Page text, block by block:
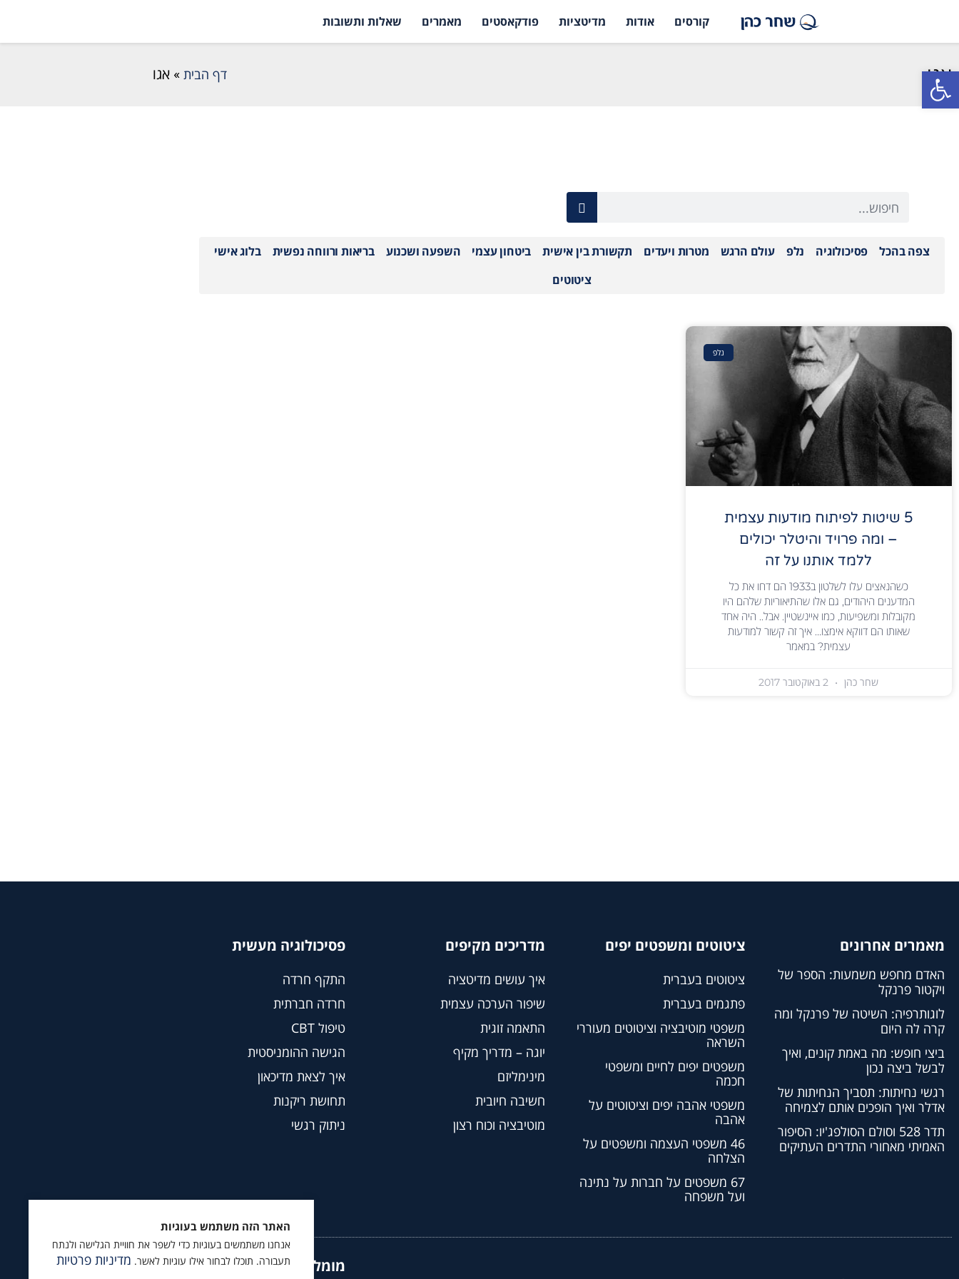
פתח סרגל נגישות
האתר הזה משתמש בעוגיות
אנחנו משתמשים בעוגיות כדי לשפר את חוויית הגלישה ולנתח
תעבורה. תוכלו לבחור אילו עוגיות לאשר. מדיניות פרטיות
קורסים אודות מדיטציות פודקאסטים מאמרים שאלות ותשובות
אגו דף הבית » אגו
צפה בהכל פסיכולוגיה נלפ עולם הרגש מטרות ויעדים תקשורת בין אישית ביטחון עצמי השפעה ושכנוע בריאות ורווחה נפשית
בלוג אישי
ציטוטים
נלפ
5 שיטות לפיתוח מודעות עצמית
– ומה פרויד והיטלר יכולים
ללמד אותנו על זה
כשהנאצים עלו לשלטון ב1933 הם דחו את כל
המדענים היהודים, גם אלו שהתיאוריות שלהם היו
מקובלות ומשפיעות, כמו איינשטיין. אבל.. היה אחד
שאותו הם דווקא אימצו… איך זה קשור למודעות
עצמית? במאמר
שחר כהן
מאמרים אחרונים
האדם מחפש משמעות: הספר של
ויקטור פרנקל
לוגותרפיה: השיטה של פרנקל ומה
קרה לה היום
ביצי חופש: מה באמת קונים, ואיך
לבשל ביצה נכון
רגשי נחיתות: תסביך הנחיתות של
אדלר ואיך הופכים אותם לצמיחה
תדר 528 וסולם הסולפג'יו: הסיפור
האמיתי מאחורי התדרים העתיקים
ציטוטים ומשפטים יפים
ציטוטים בעברית
פתגמים בעברית
משפטי מוטיבציה וציטוטים מעוררי
השראה
משפטים יפים לחיים ומשפטי
חכמה
משפטי אהבה יפים וציטוטים על
אהבה
46 משפטי העצמה ומשפטים על
הצלחה
67 משפטים על חברות על נתינה
ועל משפחה
מדריכים מקיפים
איך עושים מדיטציה
שיפור הערכה עצמית
התאמה זוגית
יוגה – מדריך מקיף
מינימליזם
חשיבה חיובית
מוטיבציה וכוח רצון
פסיכולוגיה מעשית
התקף חרדה
חרדה חברתית
טיפול CBT
הגישה ההומניסטית
איך לצאת מדיכאון
תחושת ריקנות
ניתוק רגשי
מומלץ לעקוב גם ב